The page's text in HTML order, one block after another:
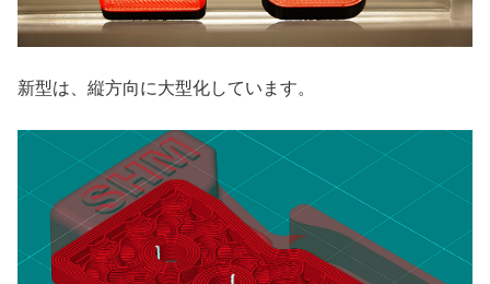
新型は、縦方向に大型化しています。